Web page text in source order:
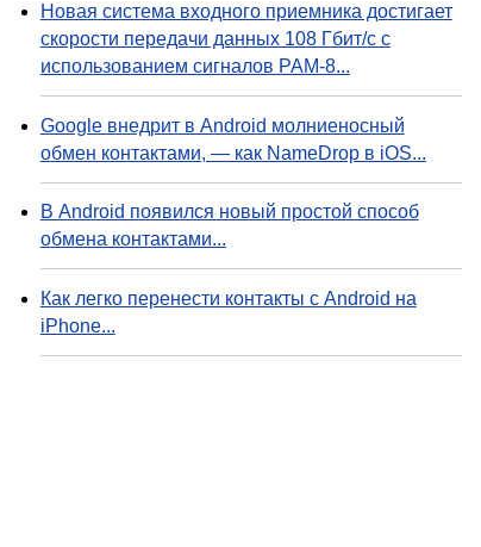
Новая система входного приемника достигает
скорости передачи данных 108 Гбит/с с
использованием сигналов PAM-8...
Google внедрит в Android молниеносный
обмен контактами, — как NameDrop в iOS...
В Android появился новый простой способ
обмена контактами...
Как легко перенести контакты с Android на
iPhone...